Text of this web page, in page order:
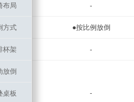
布局 -
方式 ●按比例放倒
杯架 -
放倒
桌板 -
布局
方式
杯架
放倒
桌板